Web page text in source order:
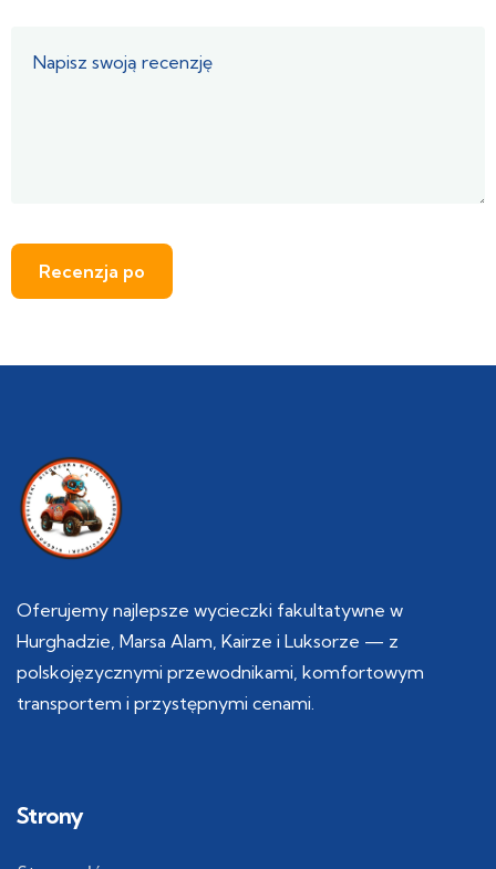
Oferujemy najlepsze wycieczki fakultatywne w
Hurghadzie, Marsa Alam, Kairze i Luksorze — z
polskojęzycznymi przewodnikami, komfortowym
transportem i przystępnymi cenami.
Strony